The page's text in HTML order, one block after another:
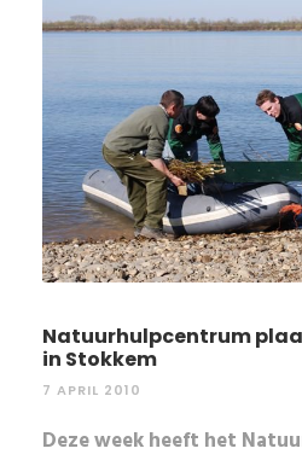
Natuurhulpcentrum
in Stokkem
7 APRIL 2010
Deze week heeft het